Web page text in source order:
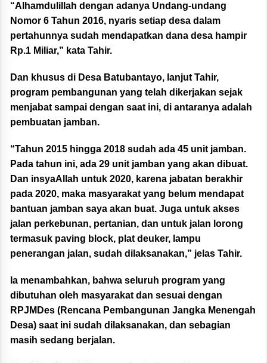
“Alhamdulillah dengan adanya Undang-undang
Nomor 6 Tahun 2016, nyaris setiap desa dalam
pertahunnya sudah mendapatkan dana desa hampir
Rp.1 Miliar,” kata Tahir.
Dan khusus di Desa Batubantayo, lanjut Tahir,
program pembangunan yang telah dikerjakan sejak
menjabat sampai dengan saat ini, di antaranya adalah
pembuatan jamban.
“Tahun 2015 hingga 2018 sudah ada 45 unit jamban.
Pada tahun ini, ada 29 unit jamban yang akan dibuat.
Dan insyaAllah untuk 2020, karena jabatan berakhir
pada 2020, maka masyarakat yang belum mendapat
bantuan jamban saya akan buat. Juga untuk akses
jalan perkebunan, pertanian, dan untuk jalan lorong
termasuk paving block, plat deuker, lampu
penerangan jalan, sudah dilaksanakan,” jelas Tahir.
Ia menambahkan, bahwa seluruh program yang
dibutuhan oleh masyarakat dan sesuai dengan
RPJMDes (Rencana Pembangunan Jangka Menengah
Desa) saat ini sudah dilaksanakan, dan sebagian
masih sedang berjalan.